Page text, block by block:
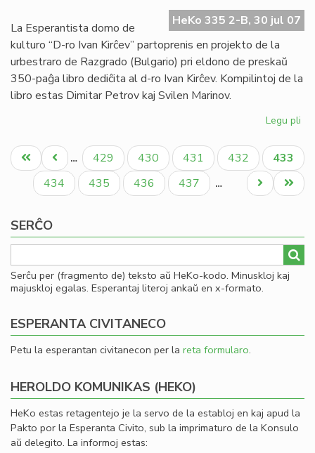
la
HeKo 335 2-B, 30 jul 07
La Esperantista domo de
kulturo “D-ro Ivan Kirĉev” partoprenis en projekto de la
urbestraro de Razgrado (Bulgario) pri eldono de preskaŭ
350-paĝa libro dediĉita al d-ro Ivan Kirĉev. Kompilintoj de la
libro estas Dimitar Petrov kaj Svilen Marinov.
Legu pli
pri
D-
ro
Pagination
Unua
paĝo
Antaŭa
paĝo
… Paĝo
429 Paĝo
430 Paĝo
431 Paĝo
432
Aktuala
paĝo
433
Paĝo
434 Paĝo
435 Paĝo
436 Paĝo
437 …
Last
page
Next
page
SERĈO
Serĉu per (fragmento de) teksto aŭ HeKo-kodo. Minuskloj kaj
majuskloj egalas. Esperantaj literoj ankaŭ en x-formato.
ESPERANTA CIVITANECO
Petu la esperantan civitanecon per la reta formularo.
HEROLDO KOMUNIKAS (HEKO)
HeKo estas retagentejo je la servo de la establoj en kaj apud la
Pakto por la Esperanta Civito, sub la imprimaturo de la Konsulo
aŭ delegito. La informoj estas: